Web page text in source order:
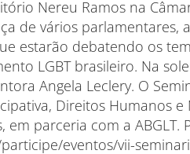
Nereu Ramos na
de vários parlamentares,
estarão debatendo os
LGBT brasileiro. Na
Angela Leclery. O
Direitos Humanos e
parceria com a ABGLT.
eventos/vii-